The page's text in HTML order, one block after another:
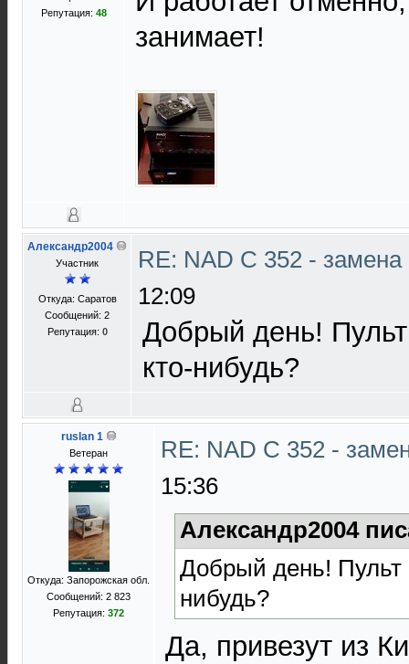
Репутация: 48
занимает!
Александр2004
Участник
Откуда: Саратов
Сообщений: 2
Репутация: 0
RE: NAD C 352 - замена
12:09
Добрый день!
кто-нибудь?
ruslan 1
Ветеран
Откуда: Запорожская обл.
Сообщений: 2 823
Репутация: 372
RE: NAD C 352 -
15:36
Александр2004
Добрый день! Пульт
нибудь?
Да, привезут из